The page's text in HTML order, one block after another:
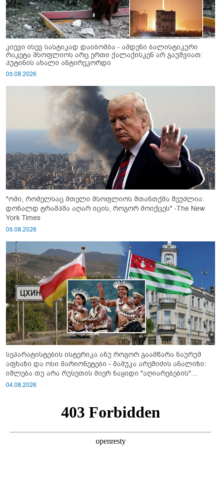
კიევი ისევ სასტიკად დაიბომბა - ამდენი ბალისტიკური
რაკეტა მსოფლიოს არც ერთი ქალაქისკენ არ გაუშვიათ:
პუტინის ახალი ანტირეკორდი
05.08.2026
"ომი, რომელსაც მთელი მსოფლიოს შთანთქმა შეუძლია:
დონალდ ტრამპმა აღარ იცის, როგორ მოიქცეს" -The New
York Times
05.08.2026
სეპარატისტების ისტერიკა ანუ როგორ გაამწარა ნაურუმ
აფხაზი და ოსი მარიონეტები - მამუკა არეშიძის ანალიზი:
იშლება თუ არა რუსეთის მიერ ნაყიდი "აღიარებების"
სისტემა?!
04.08.2026